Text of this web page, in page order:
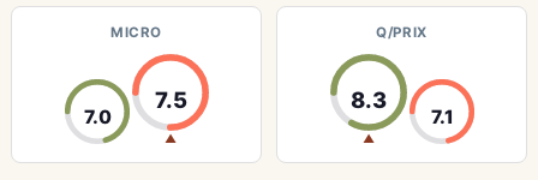
MICRO
7.0
7.5
▲
Q/PRIX
8.3
▲
7.1